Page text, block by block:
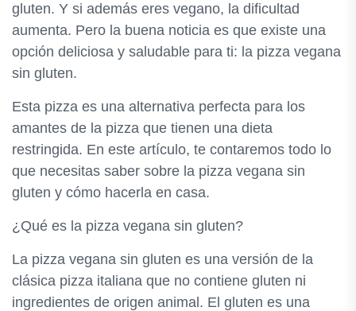
gluten. Y si además eres vegano, la dificultad
aumenta. Pero la buena noticia es que existe una
opción deliciosa y saludable para ti: la pizza vegana
sin gluten.
Esta pizza es una alternativa perfecta para los
amantes de la pizza que tienen una dieta
restringida. En este artículo, te contaremos todo lo
que necesitas saber sobre la pizza vegana sin
gluten y cómo hacerla en casa.
¿Qué es la pizza vegana sin gluten?
La pizza vegana sin gluten es una versión de la
clásica pizza italiana que no contiene gluten ni
ingredientes de origen animal. El gluten es una